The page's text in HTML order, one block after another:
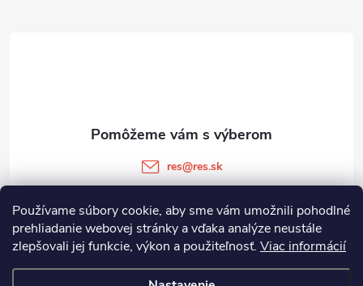
Používame súbory cookie, aby sme vám umožnili pohodlné
prehliadanie webovej stránky a vďaka analýze neustále
zlepšovali jej funkcie, výkon a použiteľnosť. Viac informácií
i
e
Informácie pre vás
res@res.sk